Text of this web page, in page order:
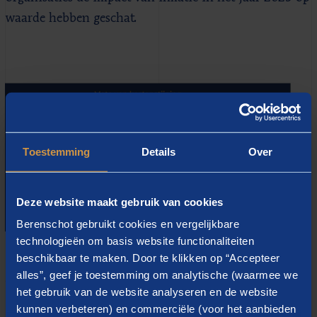
Toestemming Details Over
Deze website maakt gebruik van cookies
Berenschot gebruikt cookies en vergelijkbare
technologieën om basis website functionaliteiten
beschikbaar te maken. Door te klikken op “Accepteer
alles”, geef je toestemming om analytische (waarmee we
het gebruik van de website analyseren en de website
kunnen verbeteren) en commerciële (voor het aanbieden
waarde hebben geschat.
Strategie Trendsonderzoek
Het jaarlijks terugkerendStrategie Trendsonderzoekis